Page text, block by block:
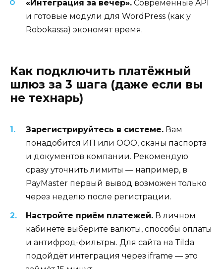
«Интеграция за вечер». Современные API
и готовые модули для WordPress (как у
Robokassa) экономят время.
Как подключить платёжный
шлюз за 3 шага (даже если вы
не технарь)
Зарегистрируйтесь в системе. Вам
понадобится ИП или ООО, сканы паспорта
и документов компании. Рекомендую
сразу уточнить лимиты — например, в
PayMaster первый вывод возможен только
через неделю после регистрации.
Настройте приём платежей. В личном
кабинете выберите валюты, способы оплаты
и антифрод-фильтры. Для сайта на Tilda
подойдёт интеграция через iframe — это